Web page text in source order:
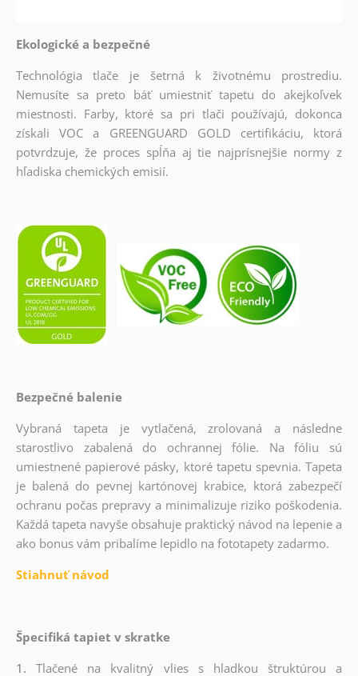
Ekologické a bezpečné
Technológia tlače je šetrná k životnému prostrediu.
Nemusíte sa preto báť umiestniť tapetu do akejkoľvek
miestnosti. Farby, ktoré sa pri tlači používajú, dokonca
získali VOC a GREENGUARD GOLD certifikáciu, ktorá
potvrdzuje, že proces spĺňa aj tie najprísnejšie normy z
hľadiska chemických emisií.
Bezpečné balenie
Vybraná tapeta je vytlačená, zrolovaná a následne
starostlivo zabalená do ochrannej fólie. Na fóliu sú
umiestnené papierové pásky, ktoré tapetu spevnia. Tapeta
je balená do pevnej kartónovej krabice, ktorá zabezpečí
ochranu počas prepravy a minimalizuje riziko poškodenia.
Každá tapeta navyše obsahuje praktický návod na lepenie a
ako bonus vám pribalíme lepidlo na fototapety zadarmo.
Stiahnuť návod
Špecifiká tapiet v skratke
1.Tlačené na kvalitný vlies s hladkou štruktúrou a